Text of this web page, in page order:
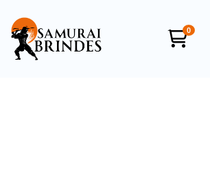
0
Brindes